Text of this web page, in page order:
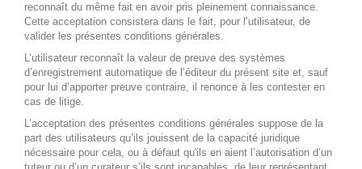
reconnaît du même fait en avoir pris pleinement connaissance.
Cette acceptation consistera dans le fait, pour l’utilisateur, de
valider les présentes conditions générales.
L’utilisateur reconnaît la valeur de preuve des systèmes
d’enregistrement automatique de l’éditeur du présent site et, sauf
pour lui d’apporter preuve contraire, il renonce à les contester en
cas de litige.
L’acceptation des présentes conditions générales suppose de la
part des utilisateurs qu’ils jouissent de la capacité juridique
nécessaire pour cela, ou à défaut qu'ils en aient l’autorisation d’un